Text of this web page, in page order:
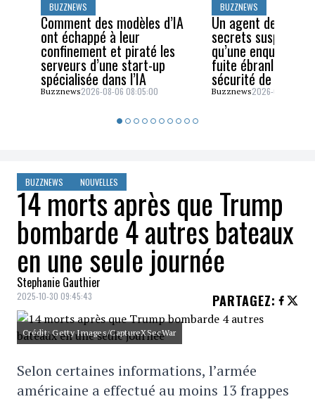
BUZZNEWS
Comment des modèles d’IA
ont échappé à leur
confinement et piraté les
serveurs d’une start-up
spécialisée dans l’IA
Buzznews2026-08-06 08:05:00
BUZZNEWS
Un agent des
secrets suspendu
qu’une enquête
fuite ébranle la
sécurité de JD
Buzznews2026-08-05
BUZZNEWS NOUVELLES
14 morts après que Trump
bombarde 4 autres bateaux
en une seule journée
Stephanie Gauthier
2025-10-30 09:45:43 PARTAGEZ:
Crédit: Getty Images/CaptureXSecWar
Selon certaines informations, l’armée
américaine a effectué au moins 13 frappes